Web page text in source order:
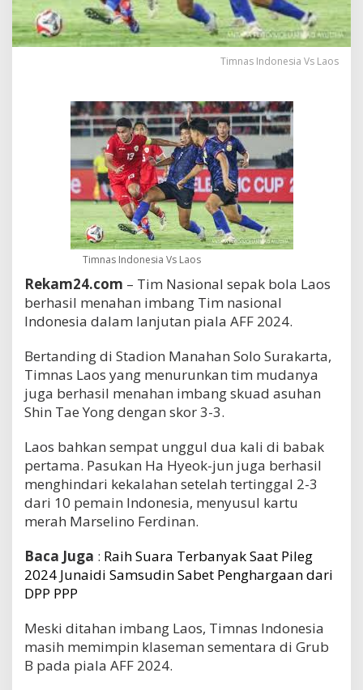
Timnas Indonesia Vs Laos
Timnas Indonesia Vs Laos
Rekam24.com – Tim Nasional sepak bola Laos
berhasil menahan imbang Tim nasional
Indonesia dalam lanjutan piala AFF 2024.
Bertanding di Stadion Manahan Solo Surakarta,
Timnas Laos yang menurunkan tim mudanya
juga berhasil menahan imbang skuad asuhan
Shin Tae Yong dengan skor 3-3.
Laos bahkan sempat unggul dua kali di babak
pertama. Pasukan Ha Hyeok-jun juga berhasil
menghindari kekalahan setelah tertinggal 2-3
dari 10 pemain Indonesia, menyusul kartu
merah Marselino Ferdinan.
Baca Juga : Raih Suara Terbanyak Saat Pileg
2024 Junaidi Samsudin Sabet Penghargaan dari
DPP PPP
Meski ditahan imbang Laos, Timnas Indonesia
masih memimpin klaseman sementara di Grub
B pada piala AFF 2024.